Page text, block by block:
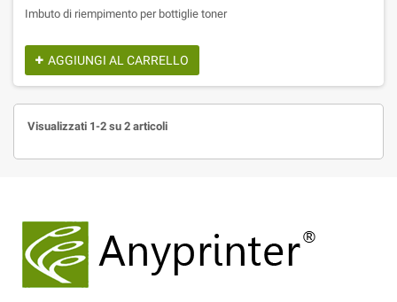
Imbuto di riempimento per bottiglie toner
AGGIUNGI AL CARRELLO
Visualizzati 1-2 su 2 articoli